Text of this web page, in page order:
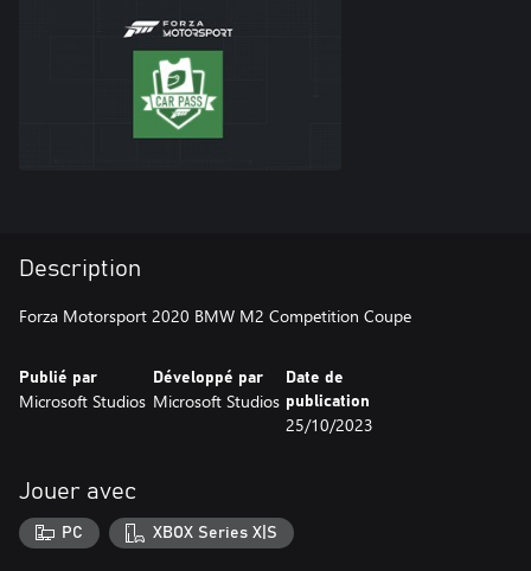
Description
Forza Motorsport 2020 BMW M2 Competition Coupe
Publié par
Microsoft Studios
Développé par
Microsoft Studios
Date de
publication
25/10/2023
Jouer avec
PC XBOX Series X|S